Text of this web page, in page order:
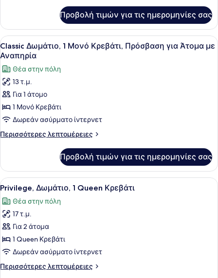
Δωμάτιο,
Διπλά
Κρεβάτια
Προβολή τιμών για τις ημερομηνίες σας
Προβολή
όλων
των
φωτογραφιών
για
Classic
Δωμάτιο,
1
Μονό
Κρεβάτι,
για
Άτομα
με
Αναπηρία
Ένα σύγχρονο δωμάτιο
3
Classic Δωμάτιο, 1 Μονό Κρεβάτι, Πρόσβαση για Άτομα με
Αναπηρία
Θέα στην πόλη
13 τ.μ.
Για 1 άτομο
1 Μονό Κρεβάτι
Δωρεάν ασύρματο ίντερνετ
Περισσότερες λεπτομέρειες
Περισσότερες
Δωμάτιο,
Μονό
Κρεβάτι,
Πρόσβαση
για
Άτομα
με
Αναπηρία
Προβολή τιμών για τις ημερομηνίες σας
Προβολή
όλων
των
φωτογραφιών
για
Privilege,
Δωμάτιο,
1
Queen
Ένα δωμάτιο ξενοδοχείου με
5
Privilege, Δωμάτιο, 1 Queen Κρεβάτι
Θέα στην πόλη
17 τ.μ.
Για 2 άτομα
1 Queen Κρεβάτι
Δωρεάν ασύρματο ίντερνετ
Περισσότερες λεπτομέρειες
Περισσότερες